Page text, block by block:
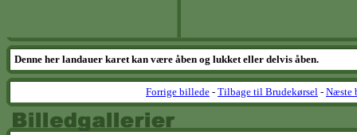
Denne her landauer karet kan være åben og lukket eller delvis åben.
Forrige billede - Tilbage til Brudekørsel - Næste